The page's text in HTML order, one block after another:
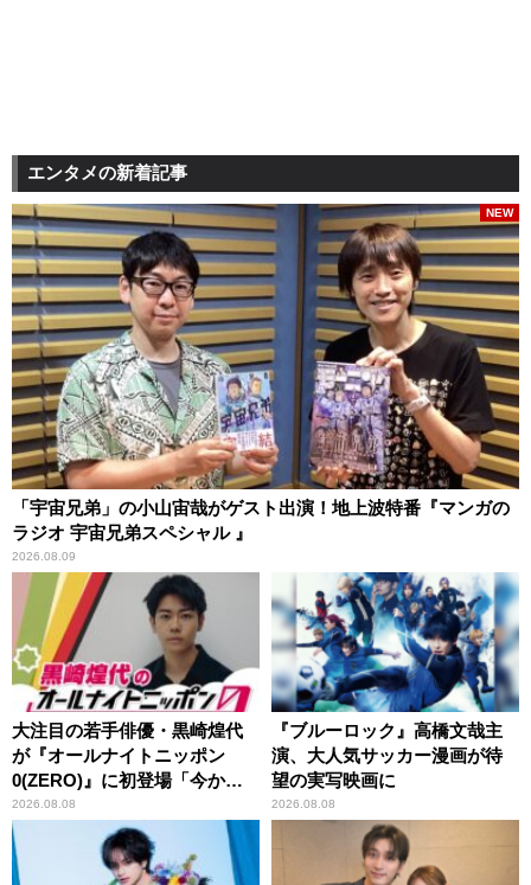
エンタメの新着記事
「宇宙兄弟」の小山宙哉がゲスト出演！地上波特番『マンガの
ラジオ 宇宙兄弟スペシャル 』
2026.08.09
NEW
大注目の若手俳優・黒崎煌代
が『オールナイトニッポン
0(ZERO)』に初登場「今から
とてもワクワクしておりま
す！」
2026.08.08
『ブルーロック』高橋文哉主
演、大人気サッカー漫画が待
望の実写映画に
2026.08.08